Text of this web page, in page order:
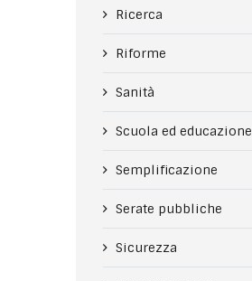
Ricerca
Riforme
Sanità
Scuola ed educazione
Semplificazione
Serate pubbliche
Sicurezza